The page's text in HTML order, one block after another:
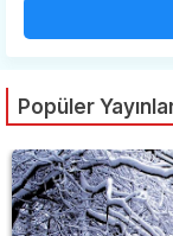
Popüler